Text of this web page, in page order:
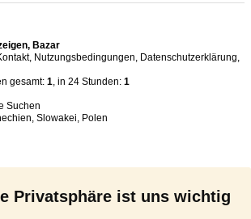
Privatsphäre ist uns wichtig
Bazar
, Nutzungsbedingungen, Datenschutzerklärung,
gesamt: 1, in 24 Stunden: 1
Suchen
, Slowakei, Polen